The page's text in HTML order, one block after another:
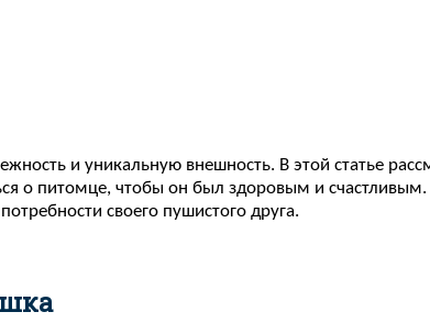
и уникальную внешность. В этой статье
о питомце, чтобы он был здоровым и
своего пушистого друга.